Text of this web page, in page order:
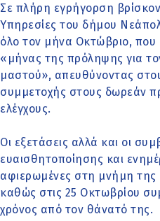
Σε πλήρη εγρήγορση
Υπηρεσίες του δήμου
όλο τον μήνα Οκτώβριο, που
«μήνας της πρόληψης για
μαστού», απευθύνοντας
συμμετοχής στους δωρεάν
ελέγχους.
Οι εξετάσεις αλλά και οι
ευαισθητοποίησης και
αφιερωμένες στη μνήμη
καθώς στις 25 Οκτωβρίου
χρόνος από τον θάνατό της.